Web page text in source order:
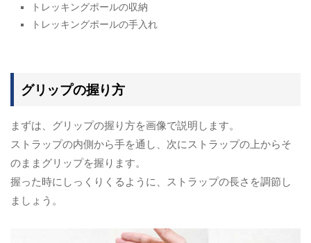
トレッキングポールの収納
トレッキングポールの手入れ
グリップの握り方
まずは、グリップの握り方を画像で説明します。
ストラップの内側から手を通し、次にストラップの上からそ
のままグリップを握ります。
握った時にしっくりくるように、ストラップの長さを調節し
ましょう。